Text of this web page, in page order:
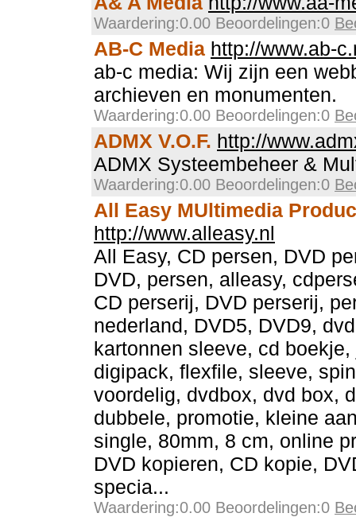
Waardering:0.00 Beoordelingen:0
AB-C Media http://www.ab-
ab-c media: Wij zijn een
archieven en monumenten.
Waardering:0.00 Beoordelingen:0
ADMX V.O.F. http://
ADMX Systeembeheer &
Waardering:0.00 Beoordelingen:0
All Easy MUltimedia
http://www.alleasy.nl
All Easy, CD persen, DVD
DVD, persen, alleasy,
CD perserij, DVD perserij,
nederland, DVD5, DVD9,
kartonnen sleeve, cd
digipack, flexfile, sleeve,
voordelig, dvdbox, dvd box,
dubbele, promotie, kleine
single, 80mm, 8 cm, online
DVD kopieren, CD kopie,
specia...
Waardering:0.00 Beoordelingen:0